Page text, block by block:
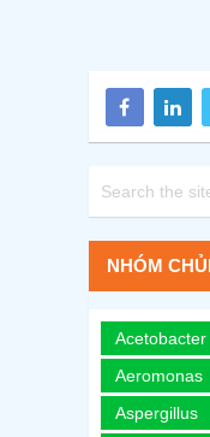
NHÓM
Acetobacter
Aeromonas
Aspergillus